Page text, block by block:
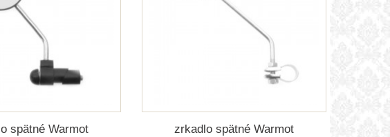
spätné Warmot
zrkadlo spätné Warmot